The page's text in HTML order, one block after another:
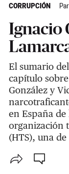
CORRUPCIÓN
Ignacio
El sumario
capítulo
González y
en España
organización
(HTS), una